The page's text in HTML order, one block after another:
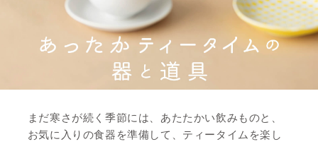
まだ寒さが続く季節には、あたたかい飲みものと、
お気に入りの食器を準備して、ティータイムを楽し